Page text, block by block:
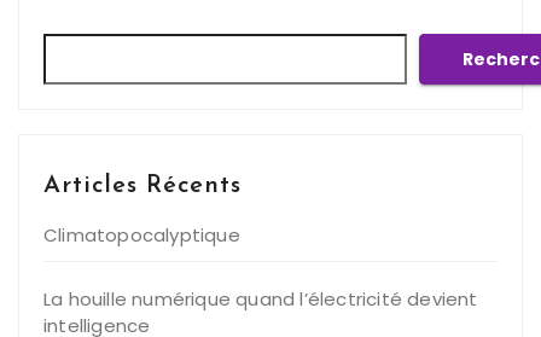
Articles Récents
Climatopocalyptique
La houille numérique quand l’électricité devient
intelligence